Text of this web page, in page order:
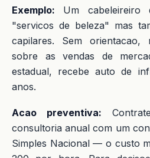
Exemplo: Um cabeleireiro
"servicos de beleza" mas
capilares. Sem
sobre as vendas de
estadual, recebe auto de
anos.
Acao preventiva:
consultoria anual com um
Simples Nacional — o custo